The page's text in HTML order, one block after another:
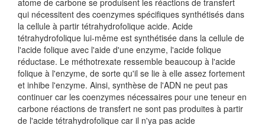
atome de carbone se produisent les réactions de transfert
qui nécessitent des coenzymes spécifiques synthétisés dans
la cellule à partir tétrahydrofolique acide. Acide
tétrahydrofolique lui-même est synthétisée dans la cellule de
l'acide folique avec l'aide d'une enzyme, l'acide folique
réductase. Le méthotrexate ressemble beaucoup à l'acide
folique à l'enzyme, de sorte qu'il se lie à elle assez fortement
et inhibe l'enzyme. Ainsi, synthèse de l'ADN ne peut pas
continuer car les coenzymes nécessaires pour une teneur en
carbone réactions de transfert ne sont pas produites à partir
de l'acide tétrahydrofolique car il n'ya pas acide